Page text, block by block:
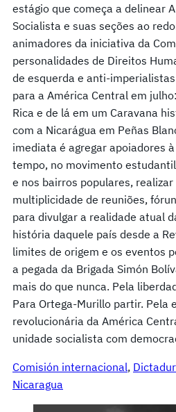
estágio que começa a delinear
Socialista e suas seções ao
animadores da iniciativa da
personalidades de Direitos
de esquerda e anti-
para a América Central em
Rica e de lá em um Caravana
com a Nicarágua em Peñas
imediata é agregar apoiadores
tempo, no movimento
e nos bairros populares, realizar
multiplicidade de reuniões,
para divulgar a realidade atual
história daquele país desde a
limites de origem e os eventos
a pegada da Brigada Simón
mais do que nunca. Pela
Para Ortega-Murillo partir. Pela
revolucionária da América
unidade socialista com
Comisión internacional,
Nicaragua